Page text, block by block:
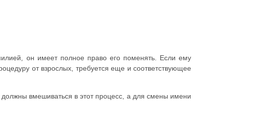
он имеет полное право его поменять. Если ему
от взрослых, требуется еще и соответствующее
должны вмешиваться в этот процесс, а для смены имени